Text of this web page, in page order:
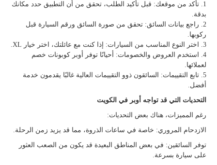
1. تأكد من موقعك: قبل تأكيد الطلب، تحقق من أن التطبيق حدد مكانك
بدقة.
2. راجع بيانات السائق: تحقق من صورة السائق ورقم السيارة قبل
ركوبها.
3. اختر النوع المناسب من السيارات: إذا كنت مع عائلتك، اختر خيار XL.
4. استخدم العروض والخصومات: أحيانًا توفر أوبر كوبونات خصم
لعملائها.
5. تابع التقييمات: السائقون ذوو التقييمات العالية غالبًا يقدمون خدمة
أفضل.
التحديات التي قد تواجه أوبر في الكويت
رغم المميزات، هناك بعض التحديات:
الازدحام المروري: خاصة في ساعات الذروة، مما قد يزيد زمن الرحلة.
توفر السائقين: في بعض المناطق البعيدة قد يكون من الصعب العثور
على سيارة بسرعة.